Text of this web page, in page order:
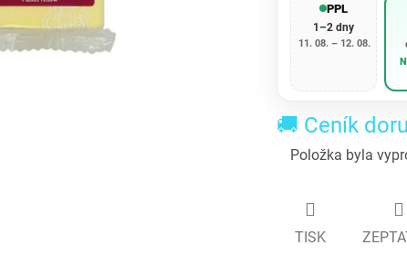
PPL
1–2 dny
11. 08. – 12. 08.
🚚 Ceník
Položka byla
TISK